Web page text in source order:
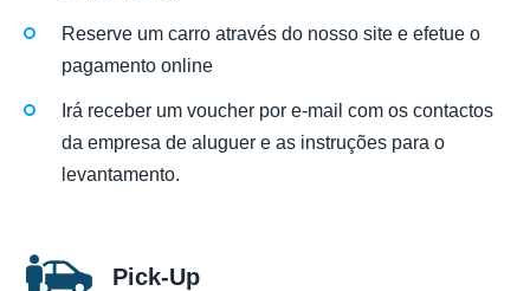
Reserve um carro através do nosso site e efetue o
pagamento online
Irá receber um voucher por e-mail com os contactos
da empresa de aluguer e as instruções para o
levantamento.
Pick-Up